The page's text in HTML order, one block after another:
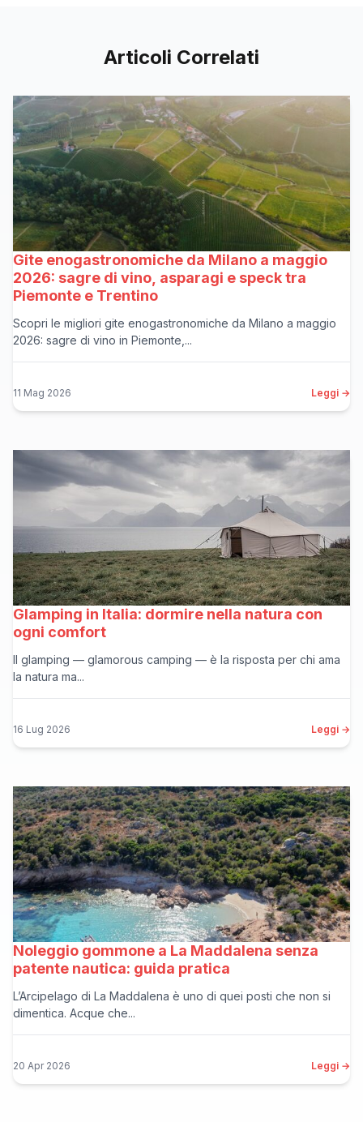
Articoli Correlati
Gite enogastronomiche da Milano a maggio
2026: sagre di vino, asparagi e speck tra
Piemonte e Trentino
Scopri le migliori gite enogastronomiche da Milano a maggio
2026: sagre di vino in Piemonte,...
11 Mag 2026 Leggi →
Glamping in Italia: dormire nella natura con
ogni comfort
Il glamping — glamorous camping — è la risposta per chi ama
la natura ma...
16 Lug 2026 Leggi →
Noleggio gommone a La Maddalena senza
patente nautica: guida pratica
L’Arcipelago di La Maddalena è uno di quei posti che non si
dimentica. Acque che...
20 Apr 2026 Leggi →